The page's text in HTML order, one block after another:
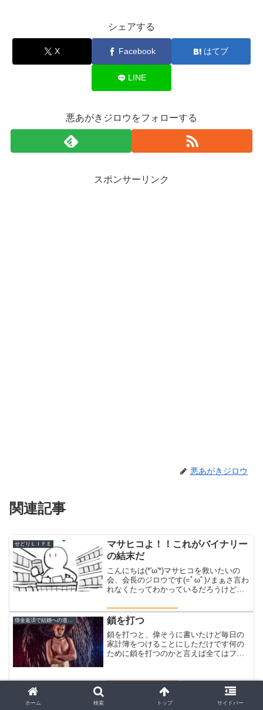
シェアする
X Facebook はてブ
LINE
悪あがきジロウをフォローする
スポンサーリンク
悪あがきジロウ
関連記事
せどりＬＩＦＥ
マサヒコよ！！これがバイナリー
の結末だ
こんにちは(*'ω'*)マサヒコを救いたいの
会、会長のジロウです(=ﾟωﾟ)ﾉまぁさ言わ
れなくたってわかっているだろうけど言
コよ！！これがバイナリーの結末だ今日
もせっせとせどりをするジロウ楽天の支
払いを昨...
鎖を打つ
鎖を打つと、偉そうに書いたけど毎日の
家計簿をつけることにしただけです何の
ために鎖を打つのかと言えば全てはファ
ではないもちろん月に一千万稼いだから
１００万円はどう使おうが...
これがオラの最大火力だ！！
これがオラの最大火力だ！！なんかさぁ
ホーム 検索 トップ サイドバー